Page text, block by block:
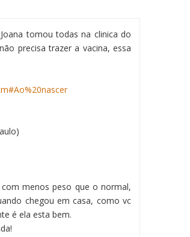
tomou todas na clinica do
precisa trazer a vacina, essa
menos peso que o normal,
chegou em casa, como vc
é ela esta bem.